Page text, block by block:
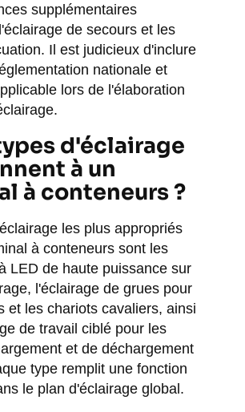
supplémentaires
de secours et les
Il est judicieux d'inclure
nationale et
lors de l'élaboration
d'éclairage
à un
à conteneurs ?
les plus appropriés
à conteneurs sont les
LED de haute puissance sur
l'éclairage de grues pour
et les chariots cavaliers, ainsi
de travail ciblé pour les
et de déchargement
type remplit une fonction
le plan d'éclairage global.